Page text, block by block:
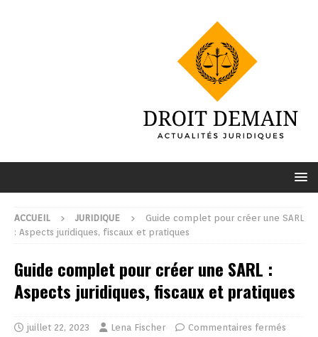
ACCUEIL JURIDIQUE
Guide complet pour créer une SARL
: Aspects juridiques, fiscaux et pratiques
Guide complet pour créer une SARL :
Aspects juridiques, fiscaux et pratiques
juillet 22, 2023 Lena Fischer Commentaires fermés